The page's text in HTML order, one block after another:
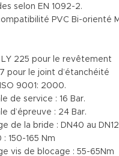
selon EN 1092-2.
PVC Bi-orienté
LY 225 pour le revêtement
pour le joint d’étanchéité
9001: 2000.
de service : 16 Bar.
d’épreuve : 24 Bar.
de la bride : DN40 au
: 150-165 Nm
vis de blocage : 55-65Nm